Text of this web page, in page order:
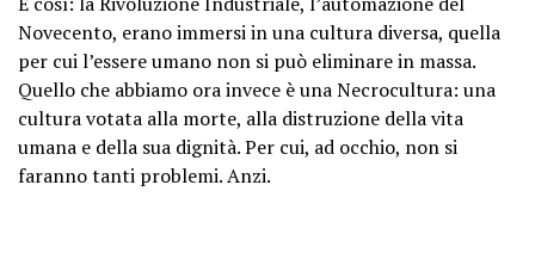
Novecento, erano immersi in una cultura diversa, quella
per cui l’essere umano non si può eliminare in massa.
Quello che abbiamo ora invece è una Necrocultura: una
cultura votata alla morte, alla distruzione della vita
umana e della sua dignità. Per cui, ad occhio, non si
faranno tanti problemi. Anzi.